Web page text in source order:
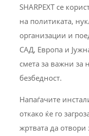
SHARPEXT се
на политиката,
организации и
САД, Европа и
смета за важни за
безбедност.
Напаѓачите
откако ќе го
жртвата да